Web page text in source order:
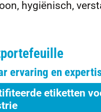
hygiënisch,
ervaring en
etiketten